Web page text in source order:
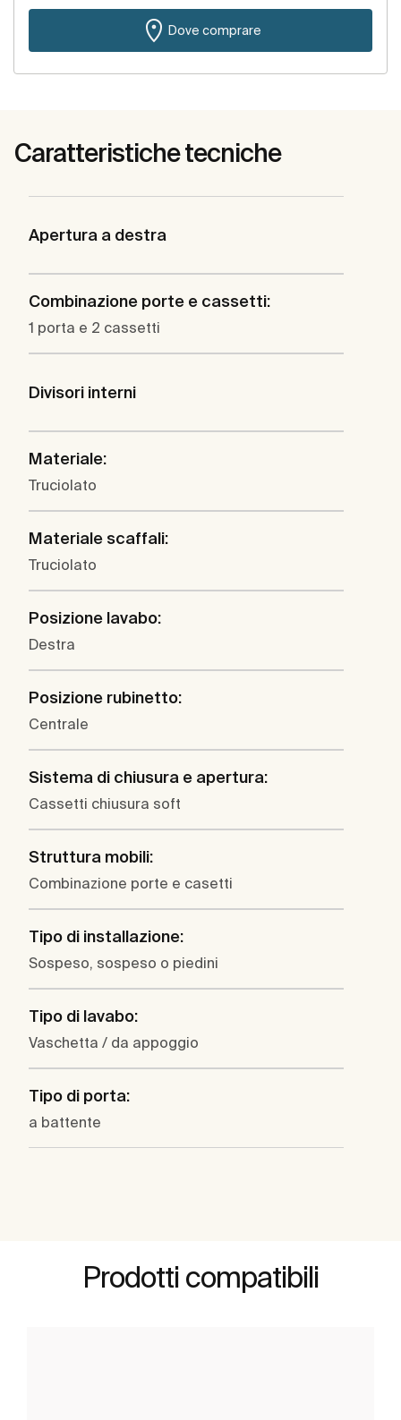
Dove comprare
Caratteristiche tecniche
Apertura a destra
Combinazione porte e cassetti:
1 porta e 2 cassetti
Divisori interni
Materiale:
Truciolato
Materiale scaffali:
Truciolato
Posizione lavabo:
Destra
Posizione rubinetto:
Centrale
Sistema di chiusura e apertura:
Cassetti chiusura soft
Struttura mobili:
Combinazione porte e casetti
Tipo di installazione:
Sospeso, sospeso o piedini
Tipo di lavabo:
Vaschetta / da appoggio
Tipo di porta:
a battente
Prodotti compatibili